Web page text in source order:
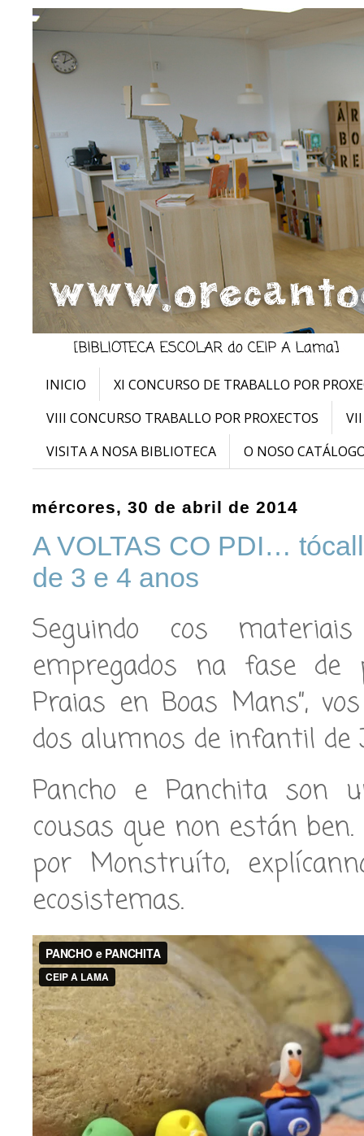
INICIO
XI CONCURSO DE TRABALLO POR
VIII CONCURSO TRABALLO POR PROXECTOS
VISITA A NOSA BIBLIOTECA
O NOSO
mércores, 30 de abril de 2014
A VOLTAS CO PDI…
de 3 e 4 anos
Seguindo cos
empregados na fase de
Praias en Boas Mans”,
dos alumnos de infantil de
Pancho e Panchita son
cousas que non están
por Monstruíto,
ecosistemas.